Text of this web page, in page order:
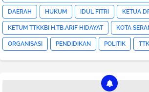
PUSAT>HOTNEWS>
DAERAH HUKUM IDUL FITRI KETUA
KETUM TTKKBI H.TB.ARIF HIDAYAT KOTA
ORGANISASI PENDIDIKAN POLITIK